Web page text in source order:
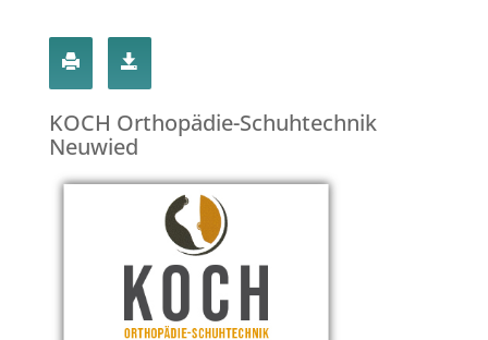
KOCH Orthopädie-Schuhtechnik
Neuwied